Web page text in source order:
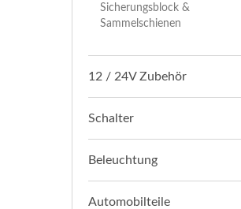
Sicherungsblock &
Sammelschienen
12 / 24V Zubehör
Schalter
Beleuchtung
Automobilteile